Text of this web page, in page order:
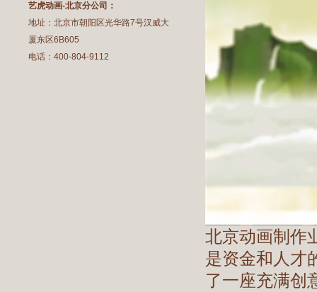
艺虎动画-北京分公司：
地址：北京市朝阳区光华路7号汉威大
厦东区6B605
电话：400-804-9112
北京动画制作
是资金和人才
了一座充满创